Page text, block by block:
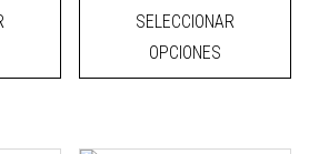
SELECCIONAR
OPCIONES